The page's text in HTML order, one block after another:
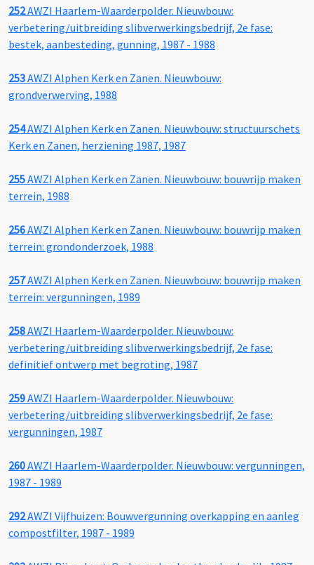
252AWZI Haarlem-Waarderpolder. Nieuwbouw:
verbetering/uitbreiding slibverwerkingsbedrijf, 2e fase:
bestek, aanbesteding, gunning, 1987 - 1988
253AWZI Alphen Kerk en Zanen. Nieuwbouw:
grondverwerving, 1988
254AWZI Alphen Kerk en Zanen. Nieuwbouw: structuurschets
Kerk en Zanen, herziening 1987, 1987
255AWZI Alphen Kerk en Zanen. Nieuwbouw: bouwrijp maken
terrein, 1988
256AWZI Alphen Kerk en Zanen. Nieuwbouw: bouwrijp maken
terrein: grondonderzoek, 1988
257AWZI Alphen Kerk en Zanen. Nieuwbouw: bouwrijp maken
terrein: vergunningen, 1989
258AWZI Haarlem-Waarderpolder. Nieuwbouw:
verbetering/uitbreiding slibverwerkingsbedrijf, 2e fase:
definitief ontwerp met begroting, 1987
259AWZI Haarlem-Waarderpolder. Nieuwbouw:
verbetering/uitbreiding slibverwerkingsbedrijf, 2e fase:
vergunningen, 1987
260AWZI Haarlem-Waarderpolder. Nieuwbouw: vergunningen,
1987 - 1989
292AWZI Vijfhuizen: Bouwvergunning overkapping en aanleg
compostfilter, 1987 - 1989